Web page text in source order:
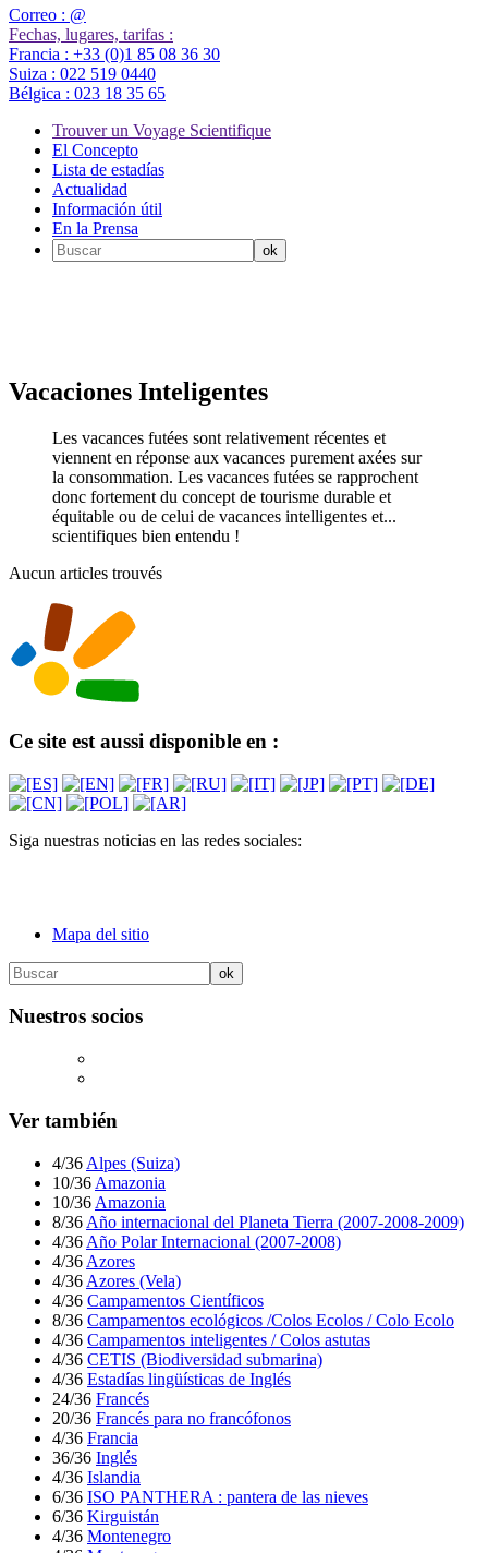
Correo : @
Fechas, lugares, tarifas :
Francia : +33 (0)1 85 08 36 30
Suiza : 022 519 0440
Bélgica : 023 18 35 65
Trouver un Voyage Scientifique
El Concepto
Lista de estadías
Actualidad
Información útil
En la Prensa
Vacaciones Inteligentes
Les vacances futées sont relativement récentes et
viennent en réponse aux vacances purement axées sur
la consommation. Les vacances futées se rapprochent
donc fortement du concept de tourisme durable et
équitable ou de celui de vacances intelligentes et...
scientifiques bien entendu !
Aucun articles trouvés
Ce site est aussi disponible en :
Siga nuestras noticias en las redes sociales:
Mapa del sitio
Nuestros socios
Ver también
4/36 Alpes (Suiza)
10/36 Amazonia
10/36 Amazonia
8/36 Año internacional del Planeta Tierra (2007-2008-2009)
4/36 Año Polar Internacional (2007-2008)
4/36 Azores
4/36 Azores (Vela)
4/36 Campamentos Científicos
8/36 Campamentos ecológicos /Colos Ecolos / Colo Ecolo
4/36 Campamentos inteligentes / Colos astutas
4/36 CETIS (Biodiversidad submarina)
4/36 Estadías lingüísticas de Inglés
24/36 Francés
20/36 Francés para no francófonos
4/36 Francia
36/36 Inglés
4/36 Islandia
6/36 ISO PANTHERA : pantera de las nieves
6/36 Kirguistán
4/36 Montenegro